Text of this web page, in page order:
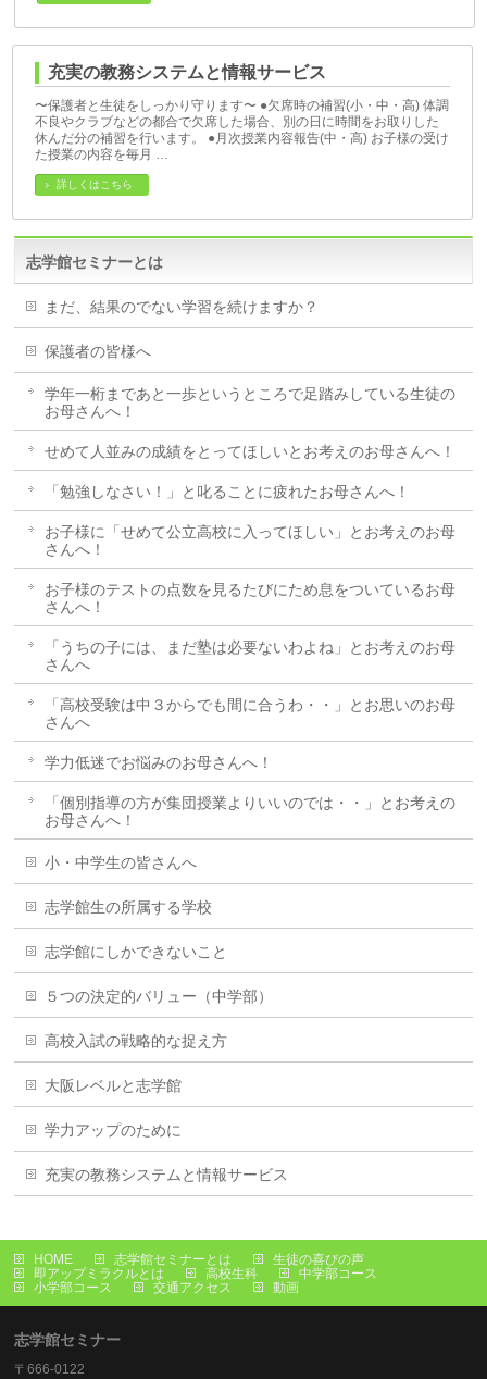
充実の教務システムと情報サービス
〜保護者と生徒をしっかり守ります〜 ●欠席時の補習(小・中・高) 体調
不良やクラブなどの都合で欠席した場合、別の日に時間をお取りした
休んだ分の補習を行います。 ●月次授業内容報告(中・高) お子様の受け
た授業の内容を毎月 …
詳しくはこちら
志学館セミナーとは
まだ、結果のでない学習を続けますか？
保護者の皆様へ
学年一桁まであと一歩というところで足踏みしている生徒の
お母さんへ！
せめて人並みの成績をとってほしいとお考えのお母さんへ！
「勉強しなさい！」と叱ることに疲れたお母さんへ！
お子様に「せめて公立高校に入ってほしい」とお考えのお母
さんへ！
お子様のテストの点数を見るたびにため息をついているお母
さんへ！
「うちの子には、まだ塾は必要ないわよね」とお考えのお母
さんへ
「高校受験は中３からでも間に合うわ・・」とお思いのお母
さんへ
学力低迷でお悩みのお母さんへ！
「個別指導の方が集団授業よりいいのでは・・」とお考えの
お母さんへ！
小・中学生の皆さんへ
志学館生の所属する学校
志学館にしかできないこと
５つの決定的バリュー（中学部）
高校入試の戦略的な捉え方
大阪レベルと志学館
学力アップのために
充実の教務システムと情報サービス
HOME 志学館セミナーとは
生徒の喜びの声
即アップミラクルとは
高校生科
中学部コース
小学部コース
交通アクセス 動画
志学館セミナー
〒666-0122